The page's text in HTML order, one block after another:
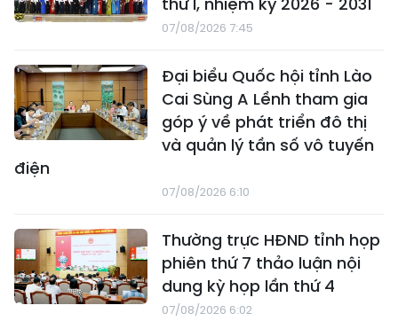
07/08/2026 7:45
Đại biểu Quốc hội tỉnh Lào
Cai Sùng A Lềnh tham gia
góp ý về phát triển đô thị
và quản lý tần số vô tuyến
điện
07/08/2026 6:10
Thường trực HĐND tỉnh họp
phiên thứ 7 thảo luận nội
dung kỳ họp lần thứ 4
07/08/2026 6:02